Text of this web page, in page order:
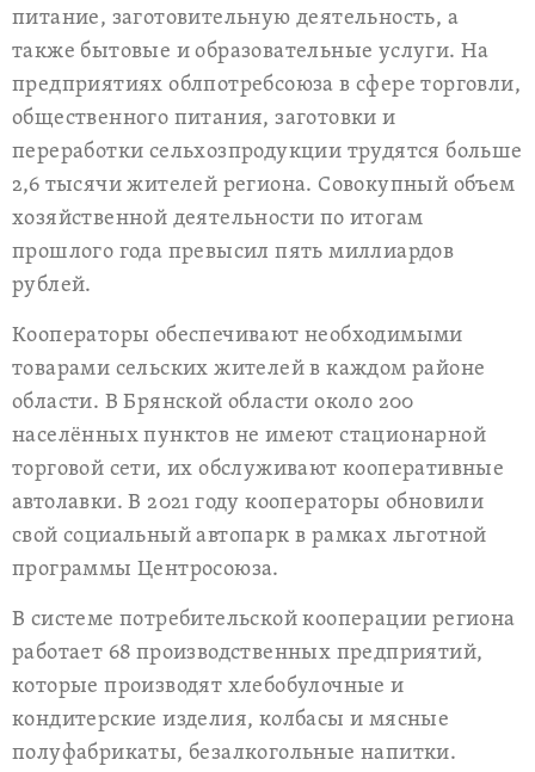
питание, заготовительную деятельность, а
также бытовые и образовательные услуги. На
предприятиях облпотребсоюза в сфере торговли,
общественного питания, заготовки и
переработки сельхозпродукции трудятся больше
2,6 тысячи жителей региона. Совокупный объем
хозяйственной деятельности по итогам
прошлого года превысил пять миллиардов
рублей.
Кооператоры обеспечивают необходимыми
товарами сельских жителей в каждом районе
области. В Брянской области около 200
населённых пунктов не имеют стационарной
торговой сети, их обслуживают кооперативные
автолавки. В 2021 году кооператоры обновили
свой социальный автопарк в рамках льготной
программы Центросоюза.
В системе потребительской кооперации региона
работает 68 производственных предприятий,
которые производят хлебобулочные и
кондитерские изделия, колбасы и мясные
полуфабрикаты, безалкогольные напитки.